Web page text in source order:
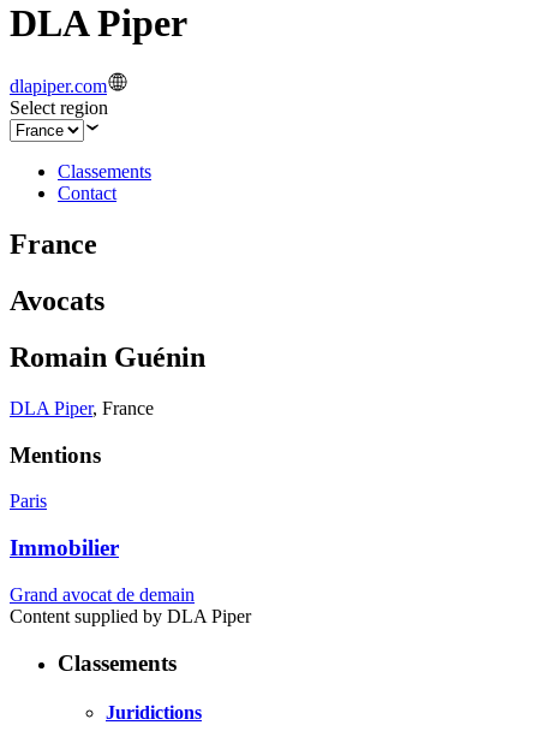
DLA Piper
dlapiper.com
Select region
Classements
Contact
France
Avocats
Romain Guénin
DLA Piper, France
Mentions
Paris
Immobilier
Grand avocat de demain
Content supplied by DLA Piper
Classements
Juridictions